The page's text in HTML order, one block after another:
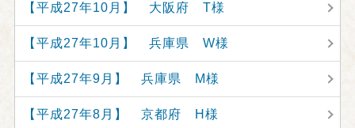
【平成27年10月】 大阪府 T様
【平成27年10月】 兵庫県 W様
【平成27年9月】 兵庫県 M様
【平成27年8月】 京都府 H様